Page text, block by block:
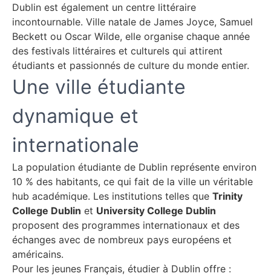
Dublin est également un centre littéraire
incontournable. Ville natale de James Joyce, Samuel
Beckett ou Oscar Wilde, elle organise chaque année
des festivals littéraires et culturels qui attirent
étudiants et passionnés de culture du monde entier.
Une ville étudiante
dynamique et
internationale
La population étudiante de Dublin représente environ
10 % des habitants, ce qui fait de la ville un véritable
hub académique. Les institutions telles que Trinity
College Dublin et University College Dublin
proposent des programmes internationaux et des
échanges avec de nombreux pays européens et
américains.
Pour les jeunes Français, étudier à Dublin offre :